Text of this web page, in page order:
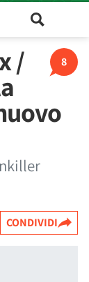
8
/
CONDIVIDI